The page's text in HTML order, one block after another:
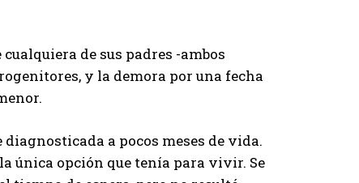
de sus padres -ambos
y la demora por una fecha
a pocos meses de vida.
única opción que tenía para vivir. Se